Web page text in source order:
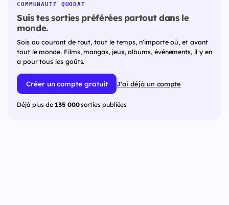
COMMUNAUTÉ QUODAT
Suis tes sorties préférées partout dans le
monde.
Sois au courant de tout, tout le temps, n'importe où, et avant
tout le monde. Films, mangas, jeux, albums, événements, il y en
a pour tous les goûts.
Créer un compte gratuit J'ai déjà un compte
Déjà plus de 135 000sorties publiées